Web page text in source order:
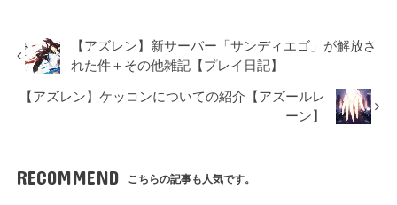
【アズレン】新サーバー「サンディエゴ」が解放さ
れた件＋その他雑記【プレイ日記】
【アズレン】ケッコンについての紹介【アズールレ
ーン】
RECOMMEND こちらの記事も人気です。